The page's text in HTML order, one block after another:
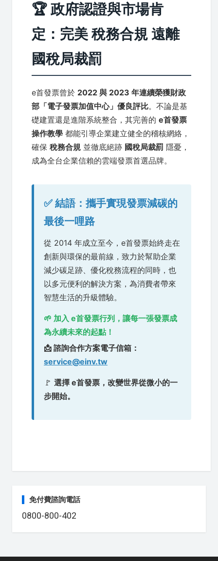
🏆 政府認證與市場肯
定：完美 稅務合規 遠離
國稅局裁罰
e首發票曾於 2022 與 2023 年連續榮獲財政
部「電子發票加值中心」優良評比。不論是基
礎建置還是進階系統整合，其完善的 e首發票
操作教學 都能引導企業建立健全的稽核網絡，
確保 稅務合規 並徹底絕跡 國稅局裁罰 隱憂，
成為全台企業信賴的雲端發票首選品牌。
✅ 結語：攜手實現發票減碳的
最後一哩路
從 2014 年成立至今，e首發票始終走在
創新與環保的最前線，致力於幫助企業
減少碳足跡、優化稅務流程的同時，也
以多元便利的解決方案，為消費者帶來
智慧生活的升級體驗。
🌱 加入 e首發票行列，讓每一張發票成
為永續未來的起點！
📩 諮詢合作方案電子信箱：
service@einv.tw
🚩 選擇 e首發票，改變世界從微小的一
步開始。
免付費諮詢電話
0800-800-402